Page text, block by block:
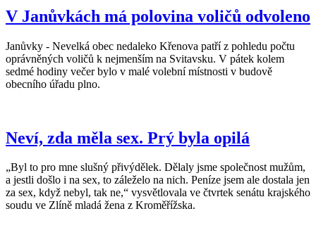
V Janůvkách má polovina voličů odvoleno
Janůvky - Nevelká obec nedaleko Křenova patří z pohledu počtu
oprávněných voličů k nejmenším na Svitavsku. V pátek kolem
sedmé hodiny večer bylo v malé volební místnosti v budově
obecního úřadu plno.
Neví, zda měla sex. Prý byla opilá
„Byl to pro mne slušný přivýdělek. Dělaly jsme společnost mužům,
a jestli došlo i na sex, to záleželo na nich. Peníze jsem ale dostala jen
za sex, když nebyl, tak ne,“ vysvětlovala ve čtvrtek senátu krajského
soudu ve Zlíně mladá žena z Kroměřížska.